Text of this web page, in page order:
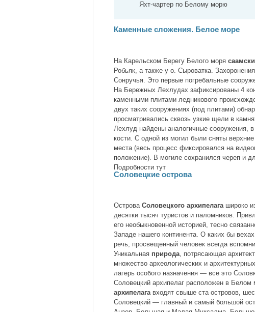
Яхт-чартер по Белому морю
Каменные сложения. Белое море
На Карельском Берегу Белого моря
Робьяк, а также у о. Сыроватка.
Сонручья. Это первые погребальные
На Бережных Лехлудах зафиксированы 4
каменными плитами ледникового
двух таких сооружениях (под плитами)
просматривались сквозь узкие щели в
Лехлуд найдены аналогичные сооружения,
кости. С одной из могил были сняты
места (весь процесс фиксировался на
положение). В могиле сохранился череп и
Подробности тут
Соловецкие острова
Острова Соловецкого архипелагашироко
десятки тысяч туристов и паломников.
его необыкновенной историей, тесно
Западе нашего континента. О каких бы
речь, просвещенный человек всегда
Уникальная природа, потрясающая
множество археологических и
лагерь особого назначения — все это
Соловецкий архипелаг расположен в
архипелагавходят свыше ста островов,
Соловецкий — главный и самый большой